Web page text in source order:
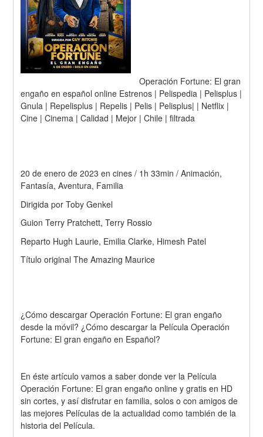
Operación Fortune: El gran
engaño en español online Estrenos | Pelispedia | Pelisplus |
Gnula | Repelisplus | Repelis | Pelis | Pelisplus| | Netflix |
Cine | Cinema | Calidad | Mejor | Chile | filtrada
20 de enero de 2023 en cines / 1h 33min / Animación,
Fantasía, Aventura, Familia
Dirigida por Toby Genkel
Guion Terry Pratchett, Terry Rossio
Reparto Hugh Laurie, Emilia Clarke, Himesh Patel
Título original The Amazing Maurice
¿Cómo descargar Operación Fortune: El gran engaño
desde la móvil? ¿Cómo descargar la Película Operación
Fortune: El gran engaño en Español?
En éste artículo vamos a saber donde ver la Película
Operación Fortune: El gran engaño online y gratis en HD
sin cortes, y así disfrutar en familia, solos o con amigos de
las mejores Películas de la actualidad como también de la
historia del Película.